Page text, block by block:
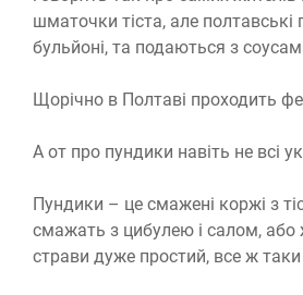
шматочки тіста, але
бульйоні, та подаються з
Щорічно в Полтаві проходить
А от про пундики навіть не всі
Пундики – це смажені коржі з
смажать з цибулею і салом, або
страви дуже простий, все ж